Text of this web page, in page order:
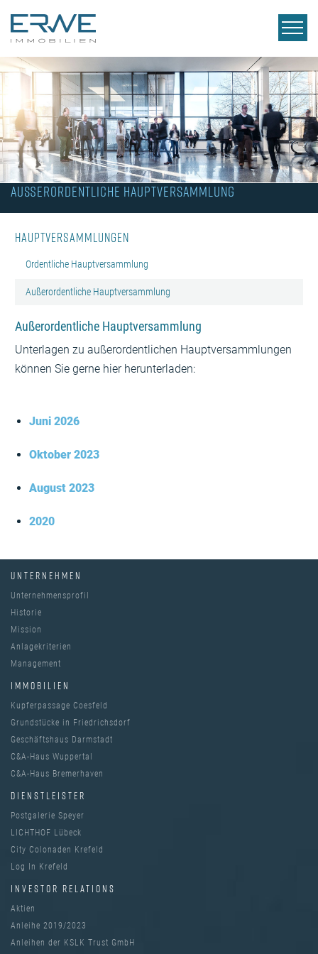
Außerordentliche Hauptversammlung
Hauptversammlungen
Ordentliche Hauptversammlung
Außerordentliche Hauptversammlung
Außerordentliche Hauptversammlung
Unterlagen zu außerordentlichen Hauptversammlungen
können Sie gerne hier herunterladen:
Juni 2026
Oktober 2023
August 2023
2020
UNTERNEHMEN
Unternehmensprofil
Historie
Mission
Anlagekriterien
Management
IMMOBILIEN
Kupferpassage Coesfeld
Grundstücke in Friedrichsdorf
Geschäftshaus Darmstadt
C&A-Haus Wuppertal
C&A-Haus Bremerhaven
DIENSTLEISTER
Postgalerie Speyer
LICHTHOF Lübeck
City Colonaden Krefeld
Log In Krefeld
INVESTOR RELATIONS
Aktien
Anleihe 2019/2023
Anleihen der KSLK Trust GmbH